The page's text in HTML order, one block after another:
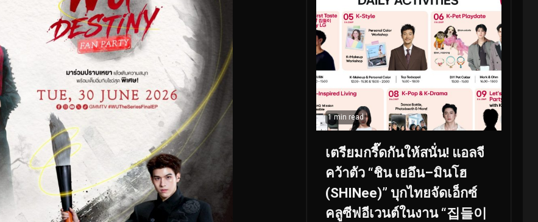
1 min read
เตรียมกรี๊ดกันให้สนั่น! แอลจี
คว้าตัว “ชิน เยอึน–มินโฮ
(SHINee)” บุกไทยจัดเอ็กซ์
คลูซีฟอีเวนต์ในงาน “집들이